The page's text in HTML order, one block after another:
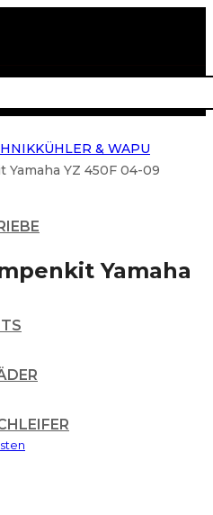
KÜHLER & WAPU
YZ 450F 04-09
Yamaha